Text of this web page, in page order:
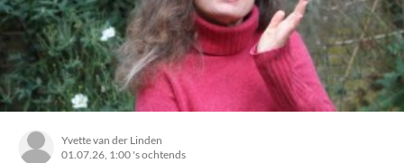
Yvette van der Linden
01.07.26, 1:00 's ochtends